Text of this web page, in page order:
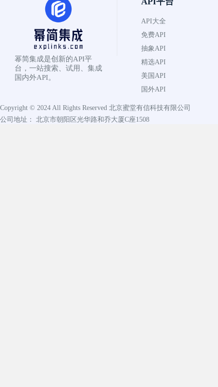
幂简集成是创新的API平
台，一站搜索、试用、集成
国内外API。
API大全
免费API
抽象API
精选API
美国API
国外API
Copyright © 2024 All Rights Reserved 北京蜜堂有信科技有限公司
公司地址： 北京市朝阳区光华路和乔大厦C座1508